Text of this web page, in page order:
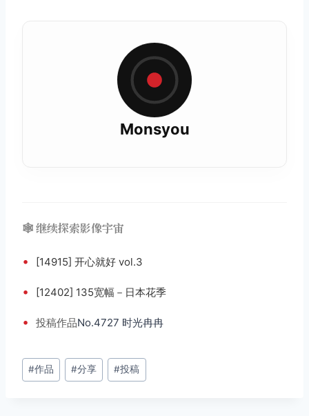
Monsyou
🕸️ 继续探索影像宇宙
• [14915] 开心就好 vol.3
• [12402] 135宽幅－日本花季
• 投稿作品No.4727 时光冉冉
文
章
#作品 #分享 #投稿